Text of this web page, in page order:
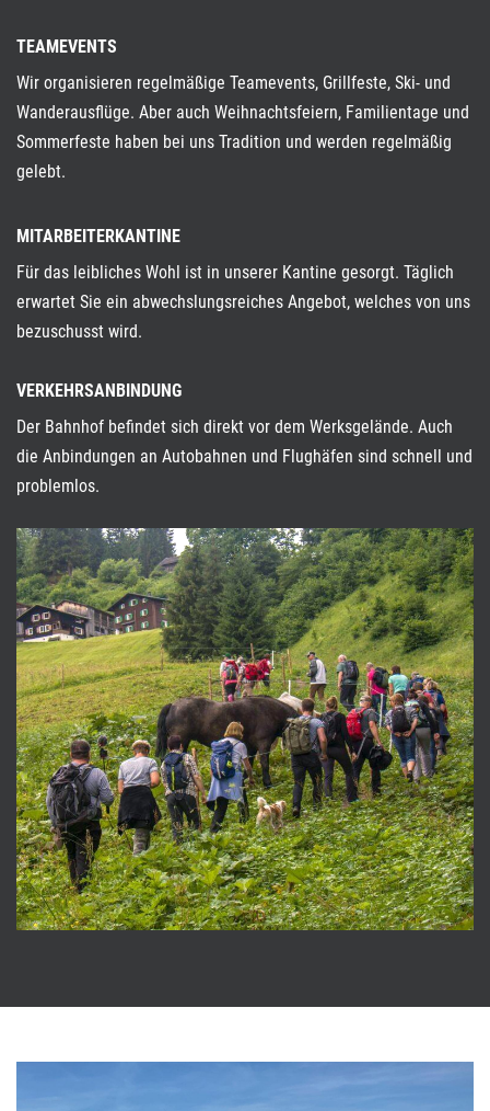
TEAMEVENTS
Wir organisieren regelmäßige Teamevents, Grill­feste, Ski- und
Wanderausflüge. Aber auch Weih­nachtsfeiern, Familientage und
Sommerfeste haben bei uns Tradition und werden regelmäßig
gelebt.
MITARBEITERKANTINE
Für das leibliches Wohl ist in unserer Kantine gesorgt. Täglich
erwartet Sie ein abwechslungs­reiches Angebot, welches von uns
bezuschusst wird.
VERKEHRSANBINDUNG
Der Bahnhof befindet sich direkt vor dem Werks­gelände. Auch
die Anbindungen an Autobahnen und Flughäfen sind schnell und
problemlos.